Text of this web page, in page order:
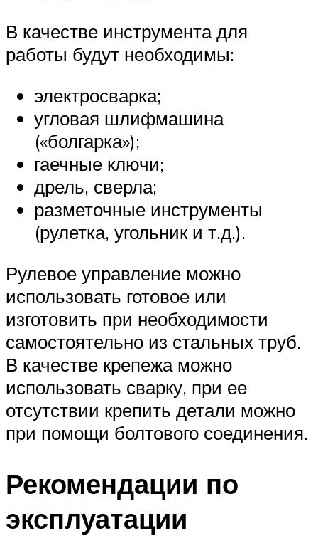
В качестве инструмента для
работы будут необходимы:
электросварка;
угловая шлифмашина
(«болгарка»);
гаечные ключи;
дрель, сверла;
разметочные инструменты
(рулетка, угольник и т.д.).
Рулевое управление можно
использовать готовое или
изготовить при необходимости
самостоятельно из стальных труб.
В качестве крепежа можно
использовать сварку, при ее
отсутствии крепить детали можно
при помощи болтового соединения.
Рекомендации по
эксплуатации